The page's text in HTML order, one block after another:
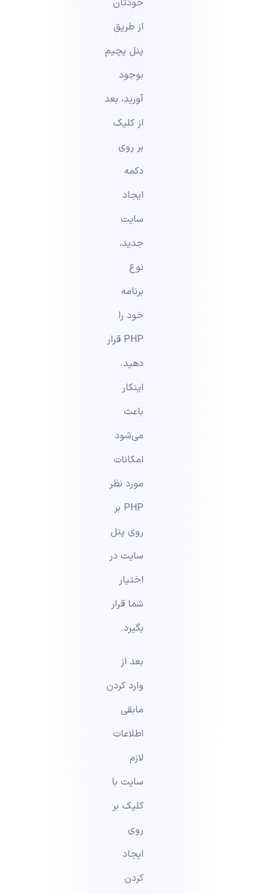
خودتان
از طریق
پنل پچیم
بوجود
آورید، بعد
از کلیک
بر روی
دکمه
ایجاد
سایت
جدید،
نوع
برنامه
خود را
PHP قرار
دهید.
اینکار
باعث
می‌شود
امکانات
مورد نظر
PHP بر
روی پنل
سایت در
اختیار
شما قرار
بگیرد.
بعد از
وارد کردن
مابقی
اطلاعات
لازم
سایت با
کلیک بر
روی
ایجاد
کردن